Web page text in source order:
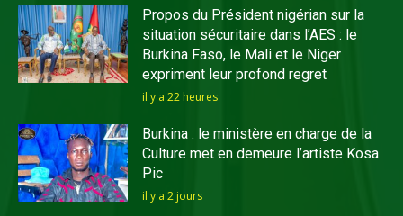
Propos du Président nigérian sur la
situation sécuritaire dans l’AES : le
Burkina Faso, le Mali et le Niger
expriment leur profond regret
il y'a 22 heures
Burkina : le ministère en charge de la
Culture met en demeure l’artiste Kosa
Pic
il y'a 2 jours